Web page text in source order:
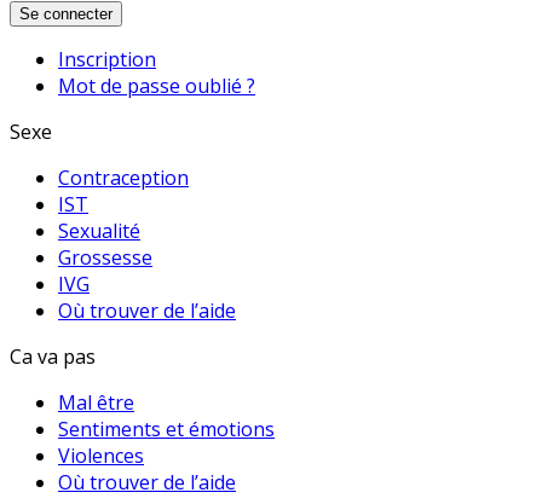
Se connecter
Inscription
Mot de passe oublié ?
Sexe
Contraception
IST
Sexualité
Grossesse
IVG
Où trouver de l’aide
Ca va pas
Mal être
Sentiments et émotions
Violences
Où trouver de l’aide